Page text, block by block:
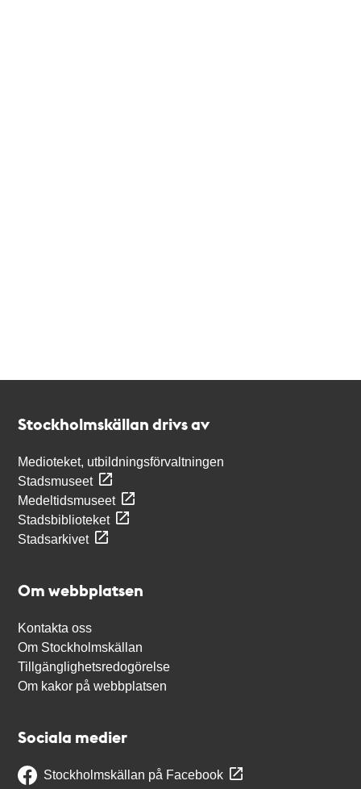
Stockholmskällan drivs av
Medioteket, utbildningsförvaltningen
Stadsmuseet
Medeltidsmuseet
Stadsbiblioteket
Stadsarkivet
Om webbplatsen
Kontakta oss
Om Stockholmskällan
Tillgänglighetsredogörelse
Om kakor på webbplatsen
Sociala medier
Stockholmskällan på Facebook